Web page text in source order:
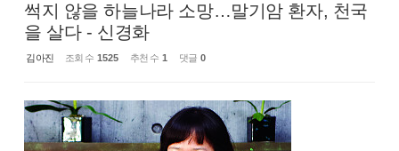
썩지 않을 하늘나라 소망…말기암 환자, 천국
을 살다 - 신경화
김아진 조회 수 1525 추천 수 1 댓글 0